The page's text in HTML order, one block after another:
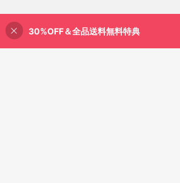
47% 割引！
30%OFF＆全品送料無料特典